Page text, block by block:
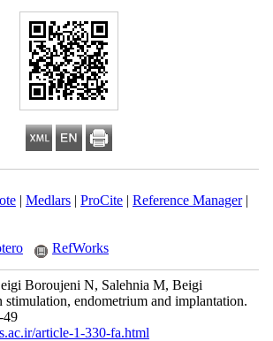
|Medlars|ProCite|Reference Manager
RefWorks
Boroujeni N, Salehnia M, Beigi
stimulation, endometrium and implantation.
49
article-1-330-fa.html